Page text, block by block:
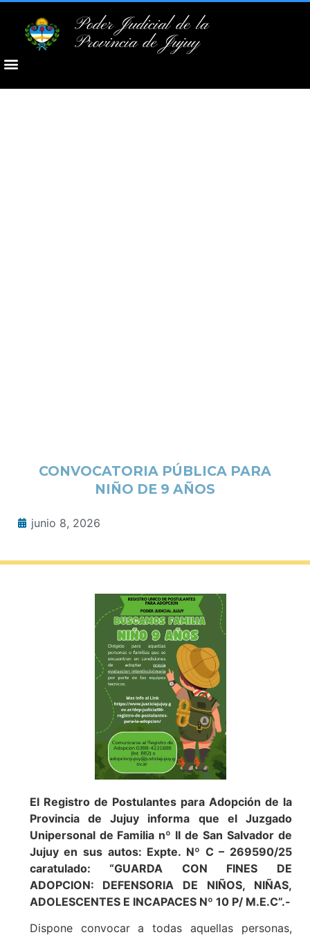
Poder Judicial de la
Provincia de Jujuy
CONVOCATORIA PÚBLICA PARA
NIÑO DE 9 AÑOS
junio 8, 2026
El Registro de Postulantes para Adopción de la
Provincia de Jujuy informa que el Juzgado
Unipersonal de Familia nº II de San Salvador de
Jujuy en sus autos: Expte. Nº C – 269590/25
caratulado: “GUARDA CON FINES DE
ADOPCION: DEFENSORIA DE NIÑOS, NIÑAS,
ADOLESCENTES E INCAPACES Nº 10 P/ M.E.C”.-
Dispone convocar a todas aquellas personas,